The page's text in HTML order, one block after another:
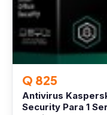
Q 825
Antivirus
Security Para 1